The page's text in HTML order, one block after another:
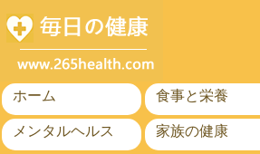
ホーム
食事と栄養
メンタルヘルス
家族の健康